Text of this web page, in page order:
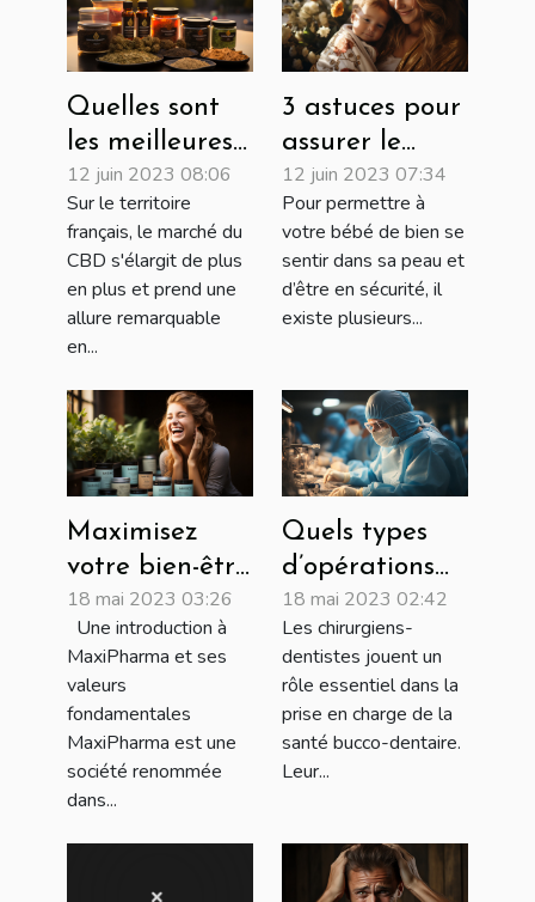
Quelles sont
les meilleures
plateformes
pour se
procurer du
CBD en France
?
12 juin 2023 08:06
Sur le territoire
français, le marché du
CBD s'élargit de plus
en plus et prend une
allure remarquable
en...
3 astuces pour
assurer le
bien-être de
votre nouveau-
né
12 juin 2023 07:34
Pour permettre à
votre bébé de bien se
sentir dans sa peau et
d’être en sécurité, il
existe plusieurs...
Maximisez
votre bien-être
avec les
produits
MaxiPharma
18 mai 2023 03:26
Une introduction à
MaxiPharma et ses
valeurs
fondamentales
MaxiPharma est une
société renommée
dans...
Quels types
d’opérations
peut effectuer
un chirurgien-
dentiste ?
18 mai 2023 02:42
Les chirurgiens-
dentistes jouent un
rôle essentiel dans la
prise en charge de la
santé bucco-dentaire.
Leur...